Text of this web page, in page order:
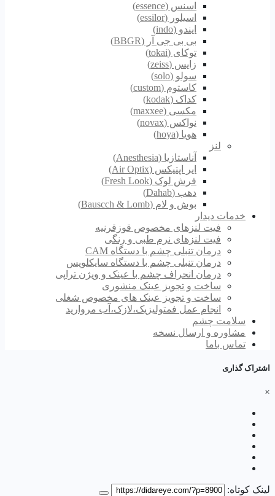
اسنس (essence)
اسیلور (essilor)
ایندو (indo)
بی بی جی آر (BBGR)
توکای (tokai)
زایس (zeiss)
سولو (solo)
کاستوم (custom)
کداک (kodak)
مکسی (maxxee)
نواکس (novax)
هویا (hoya)
لنز
آناستازیا (Anesthesia)
ایر اپتیکس (Air Optix)
فرش لوک (Fresh Look)
دهب (Dahab)
بوش و لام (Bauscch & Lomb)
خدمات دیدار
فیت لنزهای مخصوص قوزقرنیه
فیت لنزهای نرم طبی و رنگی
درمان تنبلی چشم با دستگاه CAM
درمان تنبلی چشم با دستگاه سایکلوپس
درمان انحراف چشم با عینک و ویژن تراپی
ساخت و تجویز عینک منشوری
ساخت و تجویز عینک های مخصوص شغلی
انجام عمل فمتولیزیک،لازک،آب مروارید
سلامت چشم
مشاوره و ارسال نسخه
تماس باما
اشتراک گذاری
×
لینک کوتاه: